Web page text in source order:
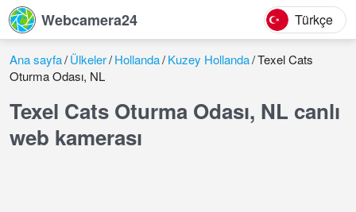
Webcamera24 Türkçe
Ana sayfa Ülkeler Hollanda Kuzey Hollanda Texel Cats
Oturma Odası, NL
Texel Cats Oturma Odası, NL canlı
web kamerası